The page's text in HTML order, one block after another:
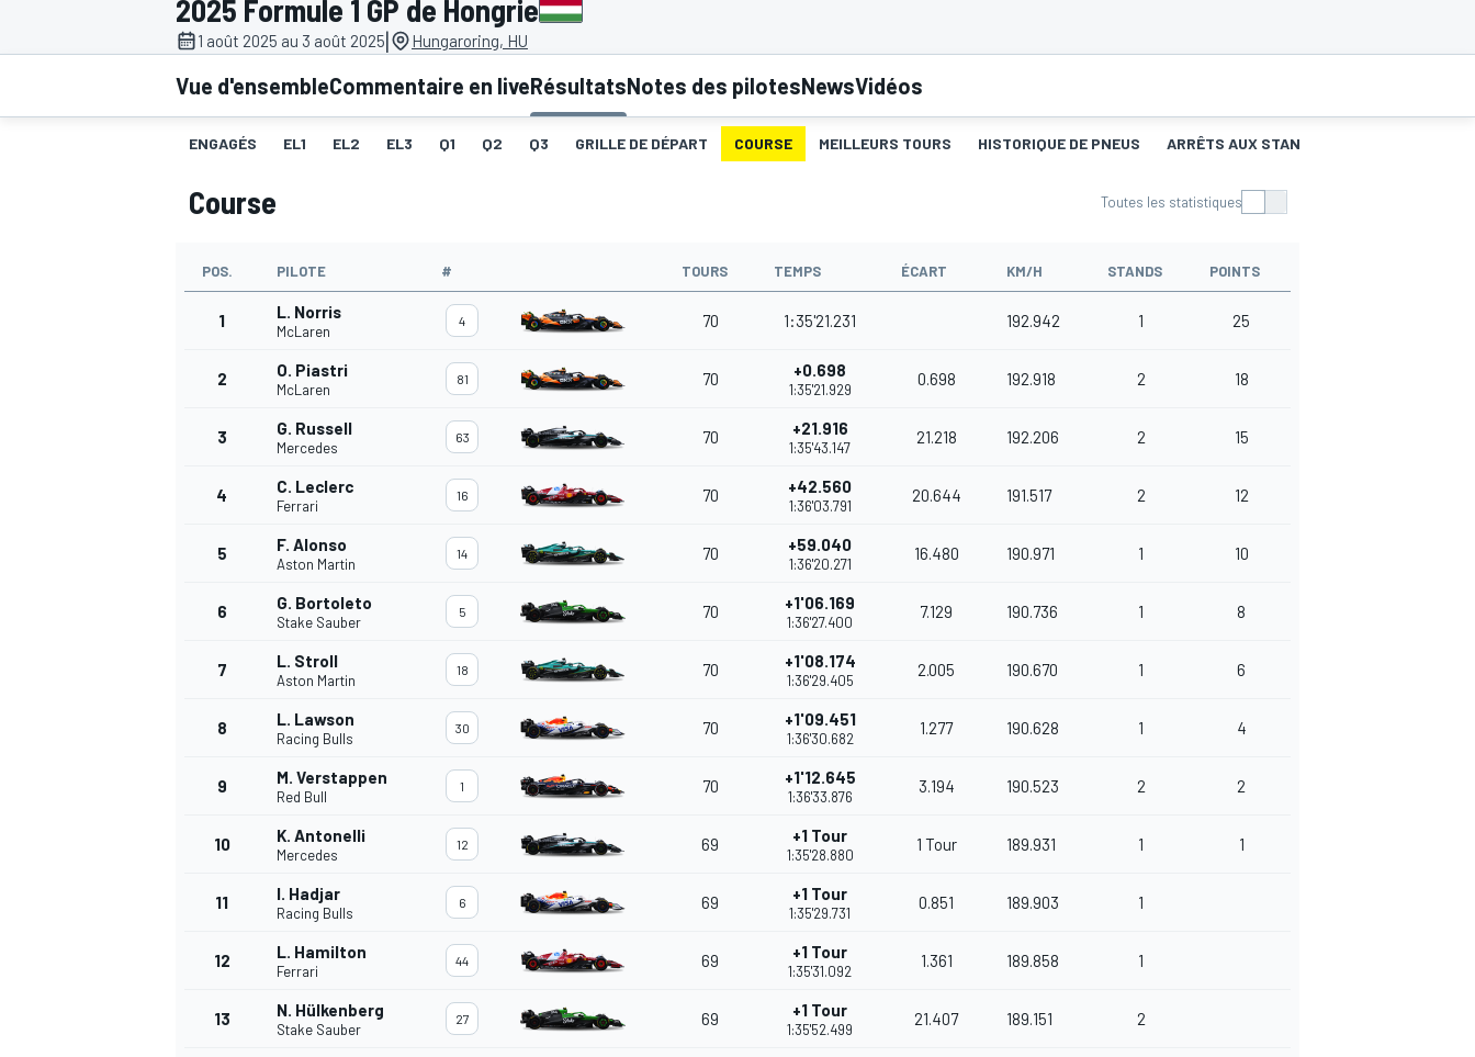
2025 Formule 1 GP de Hongrie
1 août 2025 au 3 août 2025| Hungaroring, HU
Vue d'ensembleCommentaire en liveRésultatsNotes des pilotesNewsVidéos
ENGAGÉS EL1 EL2 EL3 Q1 Q2 Q3 GRILLE DE DÉPART COURSE MEILLEURS TOURS HISTORIQUE DE PNEUS ARRÊTS AUX STANDS
Course Toutes les statistiques
POS. PILOTE # TOURS TEMPS ÉCART KM/H STANDS POINTS
1 L. Norris
McLaren
4 70 1:35'21.231 192.942 1 25
2 O. Piastri
McLaren
81 70 +0.698
1:35'21.929
0.698 192.918 2 18
3 G. Russell
Mercedes
63 70 +21.916
1:35'43.147
21.218 192.206 2 15
4 C. Leclerc
Ferrari
16 70 +42.560
1:36'03.791
20.644 191.517 2 12
5 F. Alonso
Aston Martin
14 70 +59.040
1:36'20.271
16.480 190.971 1 10
6 G. Bortoleto
Stake Sauber
5 70 +1'06.169
1:36'27.400
7.129 190.736 1 8
7 L. Stroll
Aston Martin
18 70 +1'08.174
1:36'29.405
2.005 190.670 1 6
8 L. Lawson
Racing Bulls
30 70 +1'09.451
1:36'30.682
1.277 190.628 1 4
9 M. Verstappen
Red Bull
1 70 +1'12.645
1:36'33.876
3.194 190.523 2 2
10 K. Antonelli
Mercedes
12 69 +1 Tour
1:35'28.880
1 Tour 189.931 1 1
11 I. Hadjar
Racing Bulls
6 69 +1 Tour
1:35'29.731
0.851 189.903 1
12 L. Hamilton
Ferrari
44 69 +1 Tour
1:35'31.092
1.361 189.858 1
13 N. Hülkenberg
Stake Sauber
27 69 +1 Tour
1:35'52.499
21.407 189.151 2